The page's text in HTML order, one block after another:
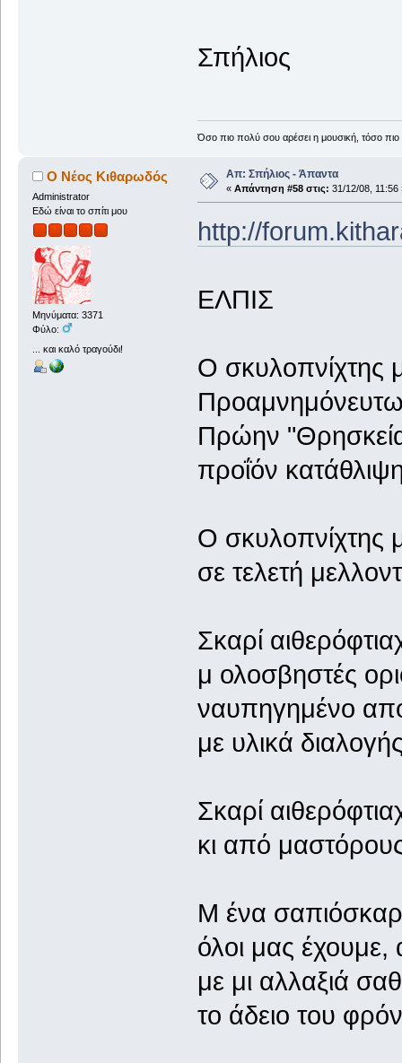
Σπήλιος
Όσο πιο πολύ σου αρέσει η μουσική, τόσο
Ο Νέος Κιθαρωδός
Administrator
Εδώ είναι το σπίτι μου
Μηνύματα: 3371
Φύλο:
... και καλό τραγούδι!
Απ: Σπήλιος - Άπαντα
« Απάντηση #58 στις: 31/12/08, 11:56
http://
ΕΛΠΙΣ
Ο σκυλοπνίχτης
Πρώην
προΐόν
Ο σκυλοπνίχτης
σε τελετή
Σκαρί
μ ολοσβηστές
ναυπηγημένο
με υλικά
Σκαρί
κι από
Μ ένα
όλοι μας
με μι αλλαξιά
το άδειο του